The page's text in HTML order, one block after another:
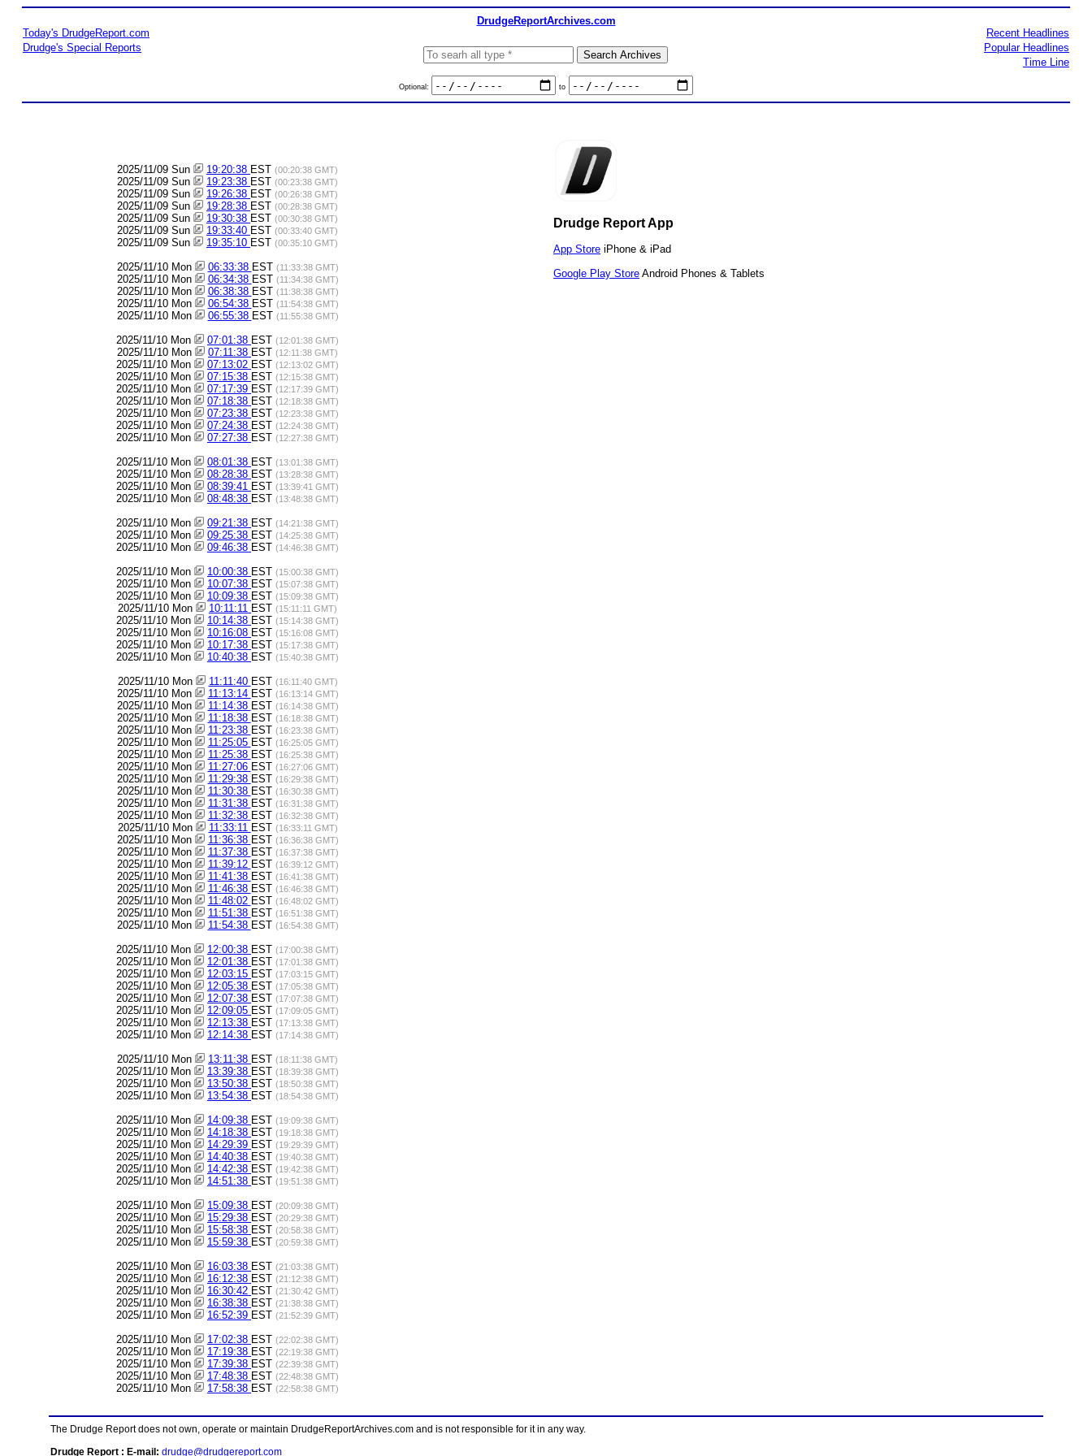
DrudgeReportArchives.com
Today's DrudgeReport.com
Drudge's Special Reports
Optional: to
Recent Headlines
Popular Headlines
Time Line
2025/11/09 Sun 19:20:38 EST (00:20:38 GMT)
2025/11/09 Sun 19:23:38 EST (00:23:38 GMT)
2025/11/09 Sun 19:26:38 EST (00:26:38 GMT)
2025/11/09 Sun 19:28:38 EST (00:28:38 GMT)
2025/11/09 Sun 19:30:38 EST (00:30:38 GMT)
2025/11/09 Sun 19:33:40 EST (00:33:40 GMT)
2025/11/09 Sun 19:35:10 EST (00:35:10 GMT)
2025/11/10 Mon 06:33:38 EST (11:33:38 GMT)
2025/11/10 Mon 06:34:38 EST (11:34:38 GMT)
2025/11/10 Mon 06:38:38 EST (11:38:38 GMT)
2025/11/10 Mon 06:54:38 EST (11:54:38 GMT)
2025/11/10 Mon 06:55:38 EST (11:55:38 GMT)
2025/11/10 Mon 07:01:38 EST (12:01:38 GMT)
2025/11/10 Mon 07:11:38 EST (12:11:38 GMT)
2025/11/10 Mon 07:13:02 EST (12:13:02 GMT)
2025/11/10 Mon 07:15:38 EST (12:15:38 GMT)
2025/11/10 Mon 07:17:39 EST (12:17:39 GMT)
2025/11/10 Mon 07:18:38 EST (12:18:38 GMT)
2025/11/10 Mon 07:23:38 EST (12:23:38 GMT)
2025/11/10 Mon 07:24:38 EST (12:24:38 GMT)
2025/11/10 Mon 07:27:38 EST (12:27:38 GMT)
2025/11/10 Mon 08:01:38 EST (13:01:38 GMT)
2025/11/10 Mon 08:28:38 EST (13:28:38 GMT)
2025/11/10 Mon 08:39:41 EST (13:39:41 GMT)
2025/11/10 Mon 08:48:38 EST (13:48:38 GMT)
2025/11/10 Mon 09:21:38 EST (14:21:38 GMT)
2025/11/10 Mon 09:25:38 EST (14:25:38 GMT)
2025/11/10 Mon 09:46:38 EST (14:46:38 GMT)
2025/11/10 Mon 10:00:38 EST (15:00:38 GMT)
2025/11/10 Mon 10:07:38 EST (15:07:38 GMT)
2025/11/10 Mon 10:09:38 EST (15:09:38 GMT)
2025/11/10 Mon 10:11:11 EST (15:11:11 GMT)
2025/11/10 Mon 10:14:38 EST (15:14:38 GMT)
2025/11/10 Mon 10:16:08 EST (15:16:08 GMT)
2025/11/10 Mon 10:17:38 EST (15:17:38 GMT)
2025/11/10 Mon 10:40:38 EST (15:40:38 GMT)
2025/11/10 Mon 11:11:40 EST (16:11:40 GMT)
2025/11/10 Mon 11:13:14 EST (16:13:14 GMT)
2025/11/10 Mon 11:14:38 EST (16:14:38 GMT)
2025/11/10 Mon 11:18:38 EST (16:18:38 GMT)
2025/11/10 Mon 11:23:38 EST (16:23:38 GMT)
2025/11/10 Mon 11:25:05 EST (16:25:05 GMT)
2025/11/10 Mon 11:25:38 EST (16:25:38 GMT)
2025/11/10 Mon 11:27:06 EST (16:27:06 GMT)
2025/11/10 Mon 11:29:38 EST (16:29:38 GMT)
2025/11/10 Mon 11:30:38 EST (16:30:38 GMT)
2025/11/10 Mon 11:31:38 EST (16:31:38 GMT)
2025/11/10 Mon 11:32:38 EST (16:32:38 GMT)
2025/11/10 Mon 11:33:11 EST (16:33:11 GMT)
2025/11/10 Mon 11:36:38 EST (16:36:38 GMT)
2025/11/10 Mon 11:37:38 EST (16:37:38 GMT)
2025/11/10 Mon 11:39:12 EST (16:39:12 GMT)
2025/11/10 Mon 11:41:38 EST (16:41:38 GMT)
2025/11/10 Mon 11:46:38 EST (16:46:38 GMT)
2025/11/10 Mon 11:48:02 EST (16:48:02 GMT)
2025/11/10 Mon 11:51:38 EST (16:51:38 GMT)
2025/11/10 Mon 11:54:38 EST (16:54:38 GMT)
2025/11/10 Mon 12:00:38 EST (17:00:38 GMT)
2025/11/10 Mon 12:01:38 EST (17:01:38 GMT)
2025/11/10 Mon 12:03:15 EST (17:03:15 GMT)
2025/11/10 Mon 12:05:38 EST (17:05:38 GMT)
2025/11/10 Mon 12:07:38 EST (17:07:38 GMT)
2025/11/10 Mon 12:09:05 EST (17:09:05 GMT)
2025/11/10 Mon 12:13:38 EST (17:13:38 GMT)
2025/11/10 Mon 12:14:38 EST (17:14:38 GMT)
2025/11/10 Mon 13:11:38 EST (18:11:38 GMT)
2025/11/10 Mon 13:39:38 EST (18:39:38 GMT)
2025/11/10 Mon 13:50:38 EST (18:50:38 GMT)
2025/11/10 Mon 13:54:38 EST (18:54:38 GMT)
2025/11/10 Mon 14:09:38 EST (19:09:38 GMT)
2025/11/10 Mon 14:18:38 EST (19:18:38 GMT)
2025/11/10 Mon 14:29:39 EST (19:29:39 GMT)
2025/11/10 Mon 14:40:38 EST (19:40:38 GMT)
2025/11/10 Mon 14:42:38 EST (19:42:38 GMT)
2025/11/10 Mon 14:51:38 EST (19:51:38 GMT)
2025/11/10 Mon 15:09:38 EST (20:09:38 GMT)
2025/11/10 Mon 15:29:38 EST (20:29:38 GMT)
2025/11/10 Mon 15:58:38 EST (20:58:38 GMT)
2025/11/10 Mon 15:59:38 EST (20:59:38 GMT)
2025/11/10 Mon 16:03:38 EST (21:03:38 GMT)
2025/11/10 Mon 16:12:38 EST (21:12:38 GMT)
2025/11/10 Mon 16:30:42 EST (21:30:42 GMT)
2025/11/10 Mon 16:38:38 EST (21:38:38 GMT)
2025/11/10 Mon 16:52:39 EST (21:52:39 GMT)
2025/11/10 Mon 17:02:38 EST (22:02:38 GMT)
2025/11/10 Mon 17:19:38 EST (22:19:38 GMT)
2025/11/10 Mon 17:39:38 EST (22:39:38 GMT)
2025/11/10 Mon 17:48:38 EST (22:48:38 GMT)
2025/11/10 Mon 17:58:38 EST (22:58:38 GMT)
Drudge Report App
App Store iPhone & iPad
Google Play Store Android Phones & Tablets
The Drudge Report does not own, operate or maintain DrudgeReportArchives.com and is not responsible for it in any way.
Drudge Report : E-mail: drudge@drudgereport.com